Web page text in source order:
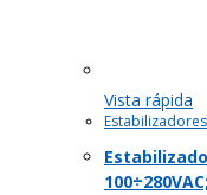
Vista rápida
Estabilizadores